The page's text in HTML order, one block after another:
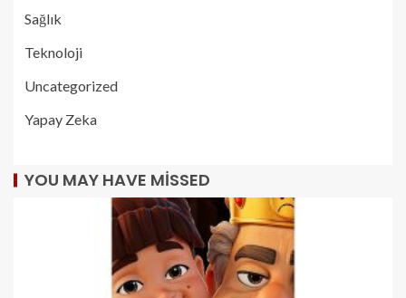
Sağlık
Teknoloji
Uncategorized
Yapay Zeka
YOU MAY HAVE MISSED